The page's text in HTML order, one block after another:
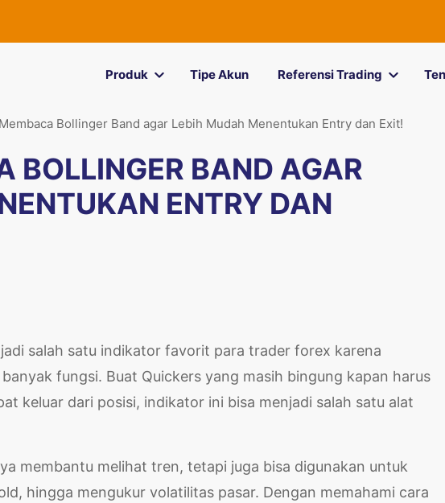
Produk Tipe Akun Referensi Trading
Bollinger Band agar Lebih Mudah Menentukan Entry dan Exit!
BOLLINGER BAND AGAR
ENTRY DAN
salah satu indikator favorit para trader forex karena
fungsi. Buat Quickers yang masih bingung kapan harus
keluar dari posisi, indikator ini bisa menjadi salah satu alat
membantu melihat tren, tetapi juga bisa digunakan untuk
hingga mengukur volatilitas pasar. Dengan memahami cara